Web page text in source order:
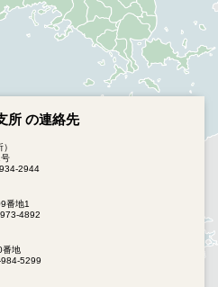
所 の連絡先
2944
番地1
4892
地
5299